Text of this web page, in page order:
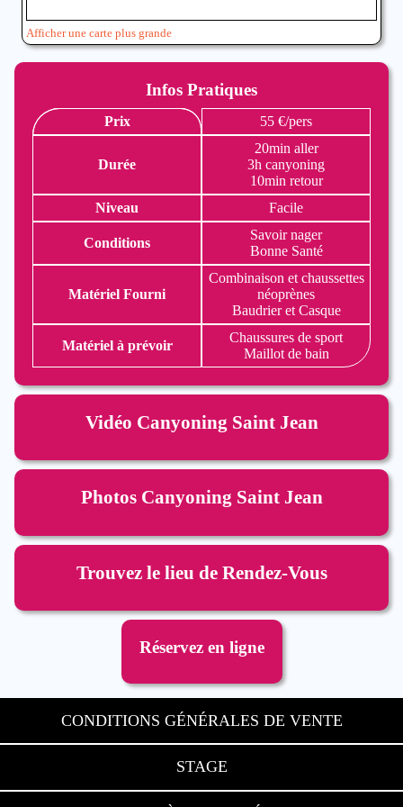
Afficher une carte plus grande
Infos Pratiques
Prix 55 €/pers
Durée
20min aller
3h canyoning
10min retour
Niveau
Facile
Conditions
Savoir nager
Bonne Santé
Matériel Fourni
Combinaison et chaussettes
néoprènes
Baudrier et Casque
Matériel à prévoir
Chaussures de sport
Maillot de bain
Vidéo Canyoning Saint Jean
Photos Canyoning Saint Jean
Trouvez le lieu de Rendez-Vous
Réservez en ligne
CONDITIONS GÉNÉRALES DE VENTE
STAGE